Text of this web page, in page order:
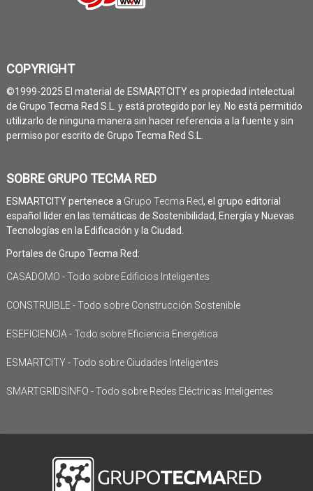
COPYRIGHT
©1999-2025 El material de ESMARTCITY es propiedad intelectual
de Grupo Tecma Red S.L. y está protegido por ley. No está permitido
utilizarlo de ninguna manera sin hacer referencia a la fuente y sin
permiso por escrito de Grupo Tecma Red S.L.
SOBRE GRUPO TECMA RED
ESMARTCITY pertenece a Grupo Tecma Red, el grupo editorial
español líder en las temáticas de Sostenibilidad, Energía y Nuevas
Tecnologías en la Edificación y la Ciudad.
Portales de Grupo Tecma Red:
CASADOMO - Todo sobre Edificios Inteligentes
CONSTRUIBLE - Todo sobre Construcción Sostenible
ESEFICIENCIA - Todo sobre Eficiencia Energética
ESMARTCITY - Todo sobre Ciudades Inteligentes
SMARTGRIDSINFO - Todo sobre Redes Eléctricas Inteligentes